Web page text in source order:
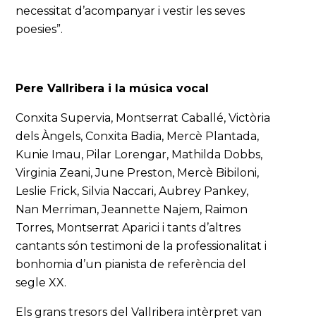
necessitat d’acompanyar i vestir les seves
poesies”.
Pere Vallribera i la música vocal
Conxita Supervia, Montserrat Caballé, Victòria
dels Àngels, Conxita Badia, Mercè Plantada,
Kunie Imau, Pilar Lorengar, Mathilda Dobbs,
Virginia Zeani, June Preston, Mercè Bibiloni,
Leslie Frick, Silvia Naccari, Aubrey Pankey,
Nan Merriman, Jeannette Najem, Raimon
Torres, Montserrat Aparici i tants d’altres
cantants són testimoni de la professionalitat i
bonhomia d’un pianista de referència del
segle XX.
Els grans tresors del Vallribera intèrpret van